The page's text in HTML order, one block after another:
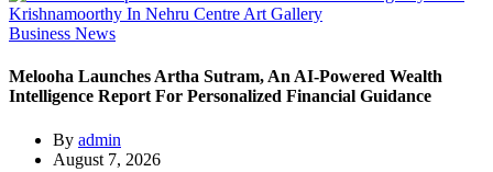
Business News
Melooha Launches Artha Sutram, An AI-Powered Wealth
Intelligence Report For Personalized Financial Guidance
By admin
August 7, 2026